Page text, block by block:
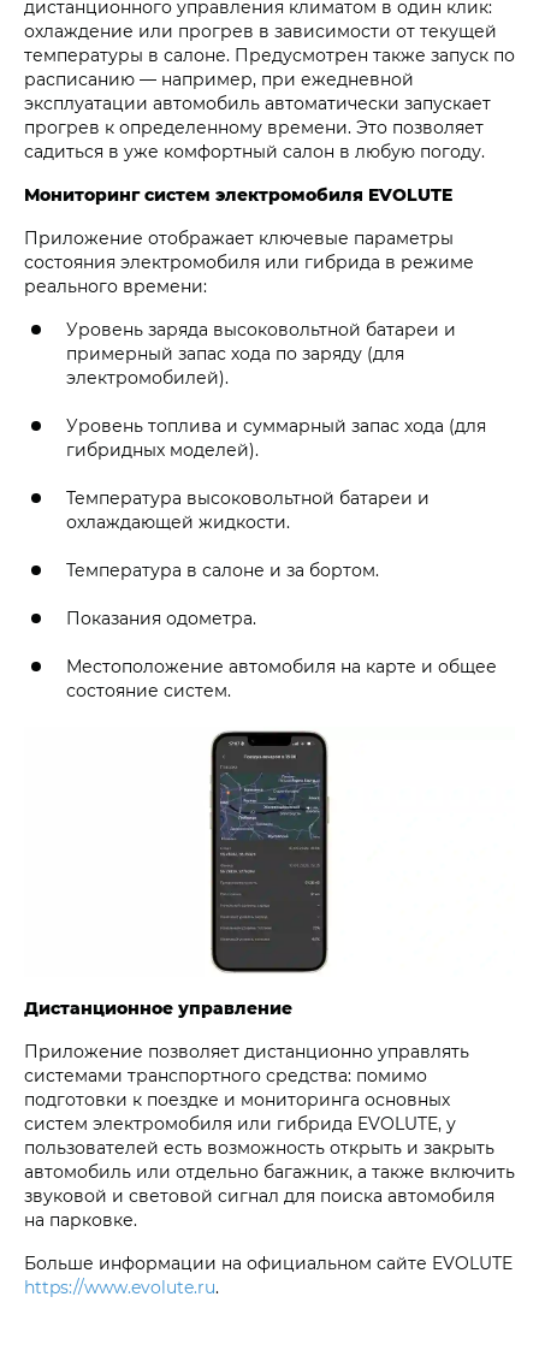
дистанционного управления климатом в один клик:
охлаждение или прогрев в зависимости от текущей
температуры в салоне. Предусмотрен также запуск по
расписанию — например, при ежедневной
эксплуатации автомобиль автоматически запускает
прогрев к определенному времени. Это позволяет
садиться в уже комфортный салон в любую погоду.
Мониторинг систем электромобиля EVOLUTE
Приложение отображает ключевые параметры
состояния электромобиля или гибрида в режиме
реального времени:
Уровень заряда высоковольтной батареи и
примерный запас хода по заряду (для
электромобилей).
Уровень топлива и суммарный запас хода (для
гибридных моделей).
Температура высоковольтной батареи и
охлаждающей жидкости.
Температура в салоне и за бортом.
Показания одометра.
Местоположение автомобиля на карте и общее
состояние систем.
Дистанционное управление
Приложение позволяет дистанционно управлять
системами транспортного средства: помимо
подготовки к поездке и мониторинга основных
систем электромобиля или гибрида EVOLUTE, у
пользователей есть возможность открыть и закрыть
автомобиль или отдельно багажник, а также включить
звуковой и световой сигнал для поиска автомобиля
на парковке.
Больше информации на официальном сайте EVOLUTE
https://www.evolute.ru.